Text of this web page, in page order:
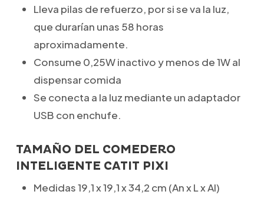
Lleva pilas de refuerzo, por si se va la luz,
que durarían unas 58 horas
aproximadamente.
Consume 0,25W inactivo y menos de 1W al
dispensar comida
Se conecta a la luz mediante un adaptador
USB con enchufe.
TAMAÑO DEL COMEDERO
INTELIGENTE CATIT PIXI
Medidas 19,1 x 19,1 x 34,2 cm (An x L x Al)